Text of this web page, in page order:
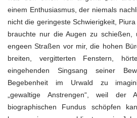
einem Enthusiasmus, der niemals
nicht die geringeste Schwierigkeit,
brauchte nur die Augen zu
engeen Straßen vor mir, die hohen
breiten, vergitterten Fenstern,
eingehenden Singsang seiner
Begebenheit im Urwald zu
„gewaltige Anstrengen“, weil
biographischen Fundus schöpfen